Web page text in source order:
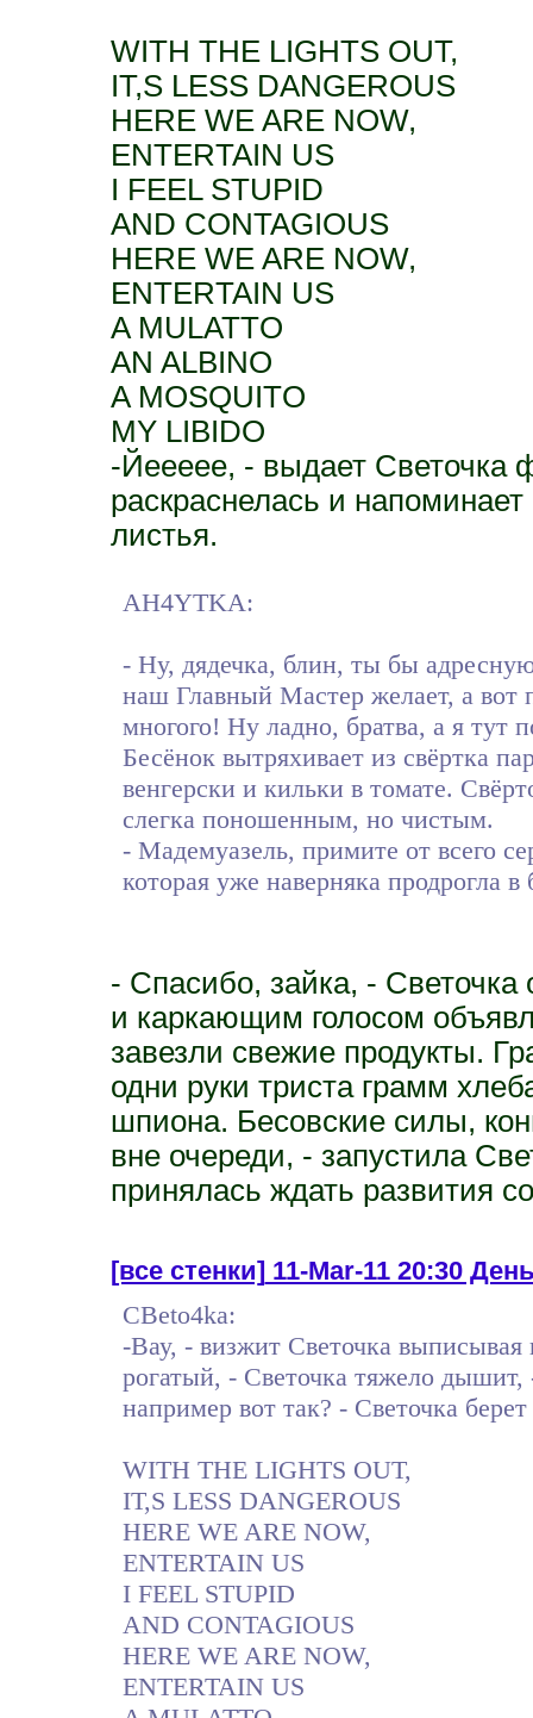
WITH THE LIGHTS OUT,
IT,S LESS DANGEROUS
HERE WE ARE NOW,
ENTERTAIN US
I FEEL STUPID
AND CONTAGIOUS
HERE WE ARE NOW,
ENTERTAIN US
A MULATTO
AN ALBINO
A MOSQUITO
MY LIBIDO
-Йеееее, - выдает Светочка
раскраснелась и
листья.
AH4YTKA:
- Ну, дядечка, блин, ты бы
наш Главный Мастер желает, а вот
многого! Ну ладно, братва, а я тут
Бесёнок вытряхивает из свёртка
венгерски и кильки в томате.
слегка поношенным, но чистым.
- Мадемуазель, примите от всего
которая уже наверняка продрогла
- Спасибо, зайка, -
и каркающим голосом
завезли свежие продукты.
одни руки триста грамм
шпиона. Бесовские силы,
вне очереди, - запустила
принялась ждать развития
[все стенки]11-Mar-11 20:30
CBeto4ka:
-Вау, - визжит Светочка
рогатый, - Светочка тяжело
например вот так? - Светочка
WITH THE LIGHTS OUT,
IT,S LESS DANGEROUS
HERE WE ARE NOW,
ENTERTAIN US
I FEEL STUPID
AND CONTAGIOUS
HERE WE ARE NOW,
ENTERTAIN US